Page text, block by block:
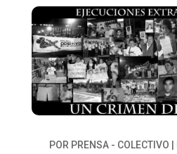
POR PRENSA - COLECTIVO